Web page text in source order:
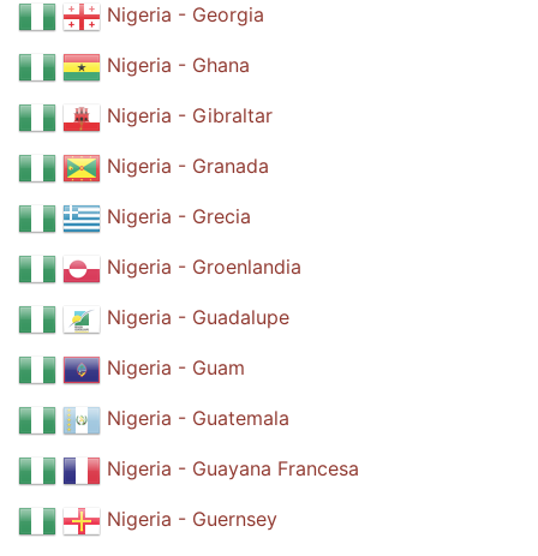
Nigeria - Georgia
Nigeria - Ghana
Nigeria - Gibraltar
Nigeria - Granada
Nigeria - Grecia
Nigeria - Groenlandia
Nigeria - Guadalupe
Nigeria - Guam
Nigeria - Guatemala
Nigeria - Guayana Francesa
Nigeria - Guernsey